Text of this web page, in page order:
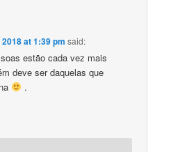
at 1:39 pm said:
estão cada vez mais
deve ser daquelas que
.